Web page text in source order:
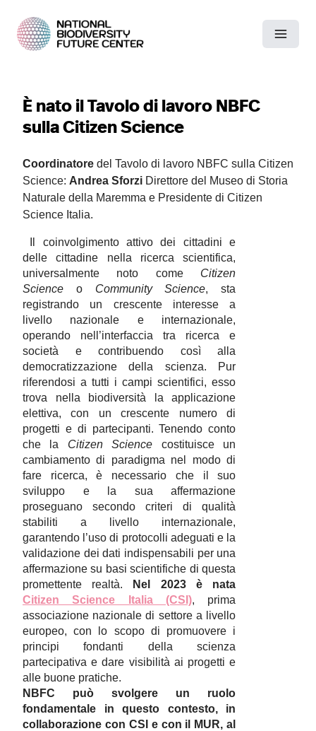
È nato il Tavolo di lavoro NBFC
sulla Citizen Science
Coordinatore del Tavolo di lavoro NBFC sulla Citizen
Science: Andrea Sforzi Direttore del Museo di Storia
Naturale della Maremma e Presidente di Citizen
Science Italia.
Il coinvolgimento attivo dei cittadini e
delle cittadine nella ricerca scientifica,
universalmente noto come Citizen
Science o Community Science, sta
registrando un crescente interesse a
livello nazionale e internazionale,
operando nell’interfaccia tra ricerca e
società e contribuendo così alla
democratizzazione della scienza. Pur
riferendosi a tutti i campi scientifici, esso
trova nella biodiversità la applicazione
elettiva, con un crescente numero di
progetti e di partecipanti. Tenendo conto
che la Citizen Science costituisce un
cambiamento di paradigma nel modo di
fare ricerca, è necessario che il suo
sviluppo e la sua affermazione
proseguano secondo criteri di qualità
stabiliti a livello internazionale,
garantendo l’uso di protocolli adeguati e la
validazione dei dati indispensabili per una
affermazione su basi scientifiche di questa
promettente realtà.
Nel 2023 è nata
Citizen Science Italia (CSI), prima
associazione nazionale di settore a livello
europeo, con lo scopo di promuovere i
principi fondanti della scienza
partecipativa e dare visibilità ai progetti e
alle buone pratiche.
NBFC può svolgere un ruolo
fondamentale in questo contesto, in
collaborazione con CSI e con il MUR, al